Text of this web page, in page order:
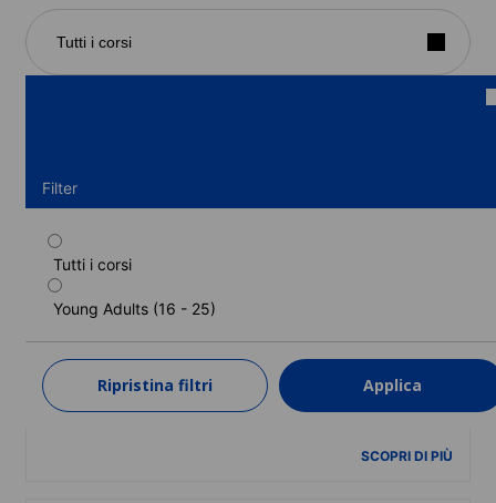
Tutti i corsi
Filter
Tutti i corsi
Young Adults (16 - 25)
Ripristina filtri Applica
Corso standard (Famiglia ospitante) (16-
19 anni)
2 settimane a partire da
2.005 EUR
SCOPRI DI PIÙ